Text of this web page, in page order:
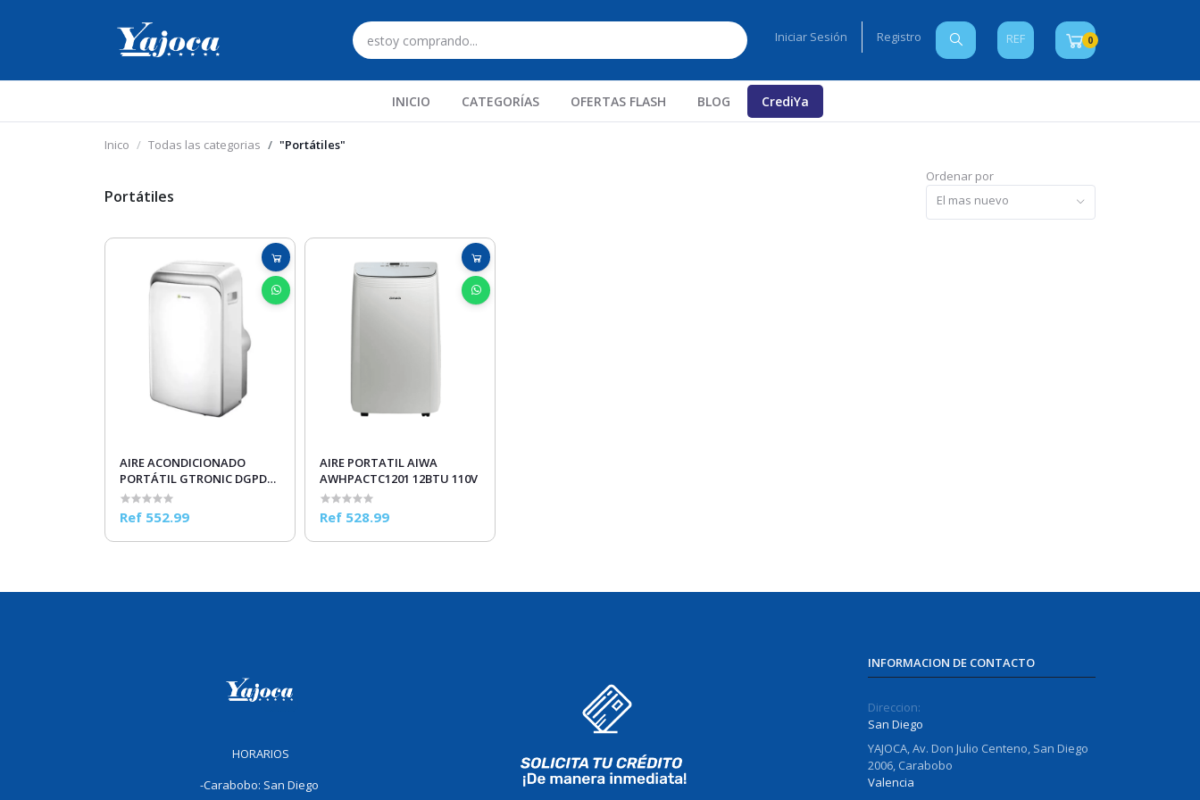
Iniciar Sesión Registro 0
REF
INICIO CATEGORÍAS OFERTAS FLASH BLOG CrediYa
Inico Todas las categorias "Portátiles"
Portátiles
Ordenar por
El mas nuevo
AIRE ACONDICIONADO
PORTÁTIL GTRONIC DGPDA-
12CRN1-BI5 12K BTU
Ref 552.99
AIRE PORTATIL AIWA
AWHPACTC1201 12BTU 110V
Ref 528.99
HORARIOS
-Carabobo: San Diego
INFORMACION DE CONTACTO
Direccion:
San Diego
YAJOCA, Av. Don Julio Centeno, San Diego
2006, Carabobo
Valencia